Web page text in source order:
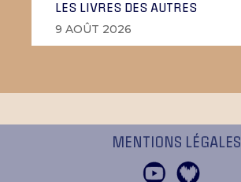
LES LIVRES DES AUTRES
9 AOÛT 2026
MENTIONS LÉGALES